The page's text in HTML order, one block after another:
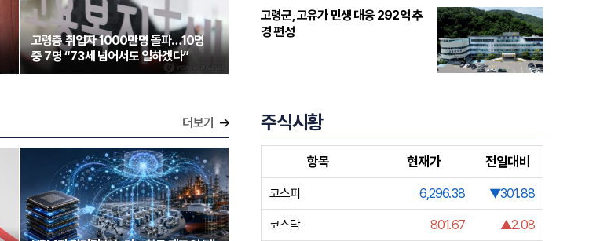
고령층 취업자 1000만명 돌파…10명
중 7명 “73세 넘어서도 일하겠다”
더보기
고령군, 고유가 민생 대응 292억 추
경 편성
주식시황
항목 현재가 전일대비
코스피 6,296.38 ▼301.88
코스닥 801.67 ▲2.08